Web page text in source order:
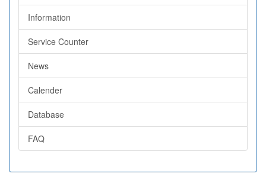
Information
Service Counter
News
Calender
Database
FAQ